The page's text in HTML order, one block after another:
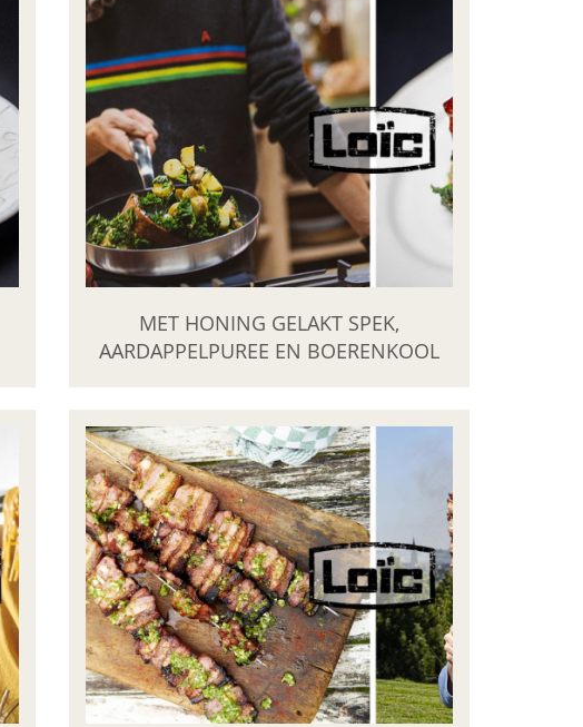
MET HONING GELAKT SPEK,
AARDAPPELPUREE EN BOERENKOOL